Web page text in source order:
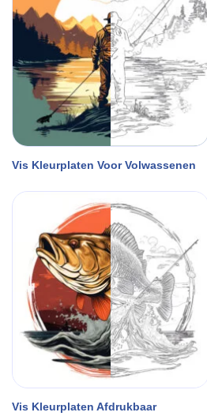
Vis Kleurplaten Voor Volwassenen
Vis Kleurplaten Afdrukbaar